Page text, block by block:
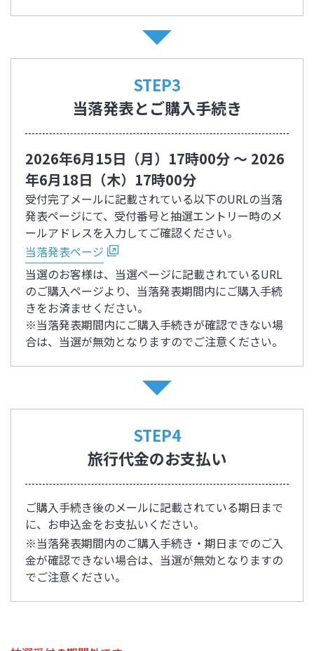
STEP3
当落発表とご購入手続き
2026年6月15日（月）17時00分 ～ 2026
年6月18日（木）17時00分
受付完了メールに記載されている以下のURLの当落
発表ページにて、受付番号と抽選エントリー時のメ
ールアドレスを入力してご確認ください。
当落発表ページ
当選のお客様は、当選ページに記載されているURL
のご購入ページより、当落発表期間内にご購入手続
きをお済ませください。
※当落発表期間内にご購入手続きが確認できない場
合は、当選が無効となりますのでご注意ください。
STEP4
旅行代金のお支払い
ご購入手続き後のメールに記載されている期日まで
に、お申込金をお支払いください。
※当落発表期間内のご購入手続き・期日までのご入
金が確認できない場合は、当選が無効となりますの
でご注意ください。